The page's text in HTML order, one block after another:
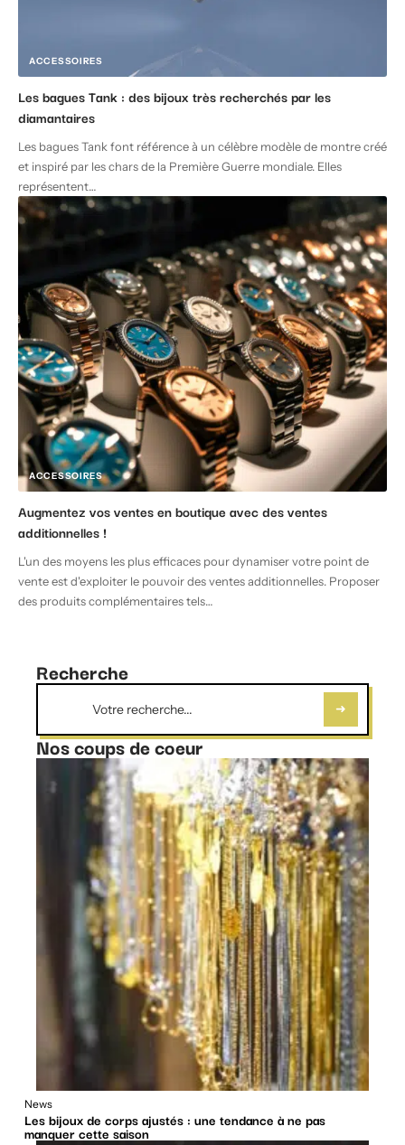
ACCESSOIRES
Les bagues Tank : des bijoux très recherchés par les
diamantaires
Les bagues Tank font référence à un célèbre modèle de montre créé
et inspiré par les chars de la Première Guerre mondiale. Elles
représentent…
ACCESSOIRES
Augmentez vos ventes en boutique avec des ventes
additionnelles !
L'un des moyens les plus efficaces pour dynamiser votre point de
vente est d'exploiter le pouvoir des ventes additionnelles. Proposer
des produits complémentaires tels…
Recherche
Nos coups de coeur
News
Les bijoux de corps ajustés : une tendance à ne pas
manquer cette saison